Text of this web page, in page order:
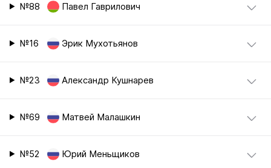
№88 Павел Гаврилович
№16 Эрик Мухотьянов
№23 Александр Кушнарев
№69 Матвей Малашкин
№52 Юрий Меньщиков